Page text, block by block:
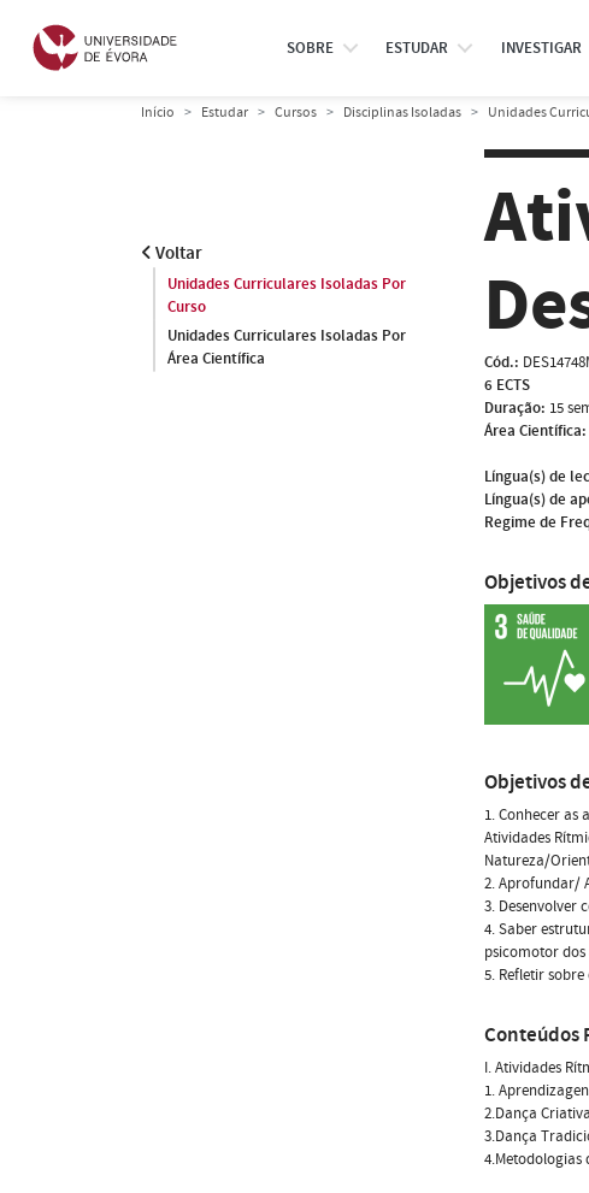
SOBRE ESTUDAR INVESTIGAR
Início Estudar Cursos Disciplinas Isoladas Unidades
Voltar
Unidades Curriculares Isoladas Por
Curso
Unidades Curriculares Isoladas Por
Área Científica
Cód.:
6 ECTS
Duração: 15
Área Científica:
Língua(s) de
Língua(s) de
Regime de
Objetivos
Objetivos
1. Conhecer as
Atividades
Natureza/
2. Aprofundar/
3. Desenvolver
4. Saber
psicomotor
5. Refletir
Conteúdos
I. Atividades
1.
2.Dança
3.Dança
4.Metodologias